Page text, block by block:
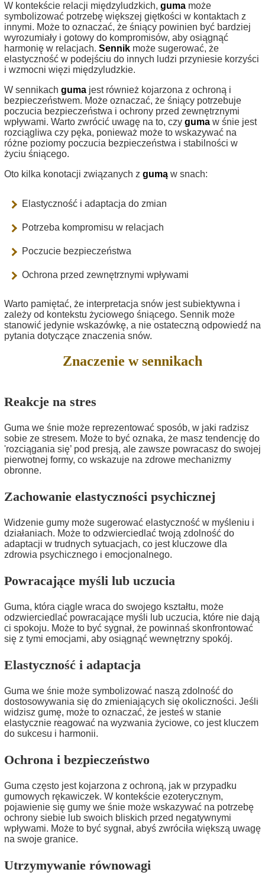
W kontekście relacji międzyludzkich, guma może
symbolizować potrzebę większej giętkości w kontaktach z
innymi. Może to oznaczać, że śniący powinien być bardziej
wyrozumiały i gotowy do kompromisów, aby osiągnąć
harmonię w relacjach. Sennik może sugerować, że
elastyczność w podejściu do innych ludzi przyniesie korzyści
i wzmocni więzi międzyludzkie.
W sennikach guma jest również kojarzona z ochroną i
bezpieczeństwem. Może oznaczać, że śniący potrzebuje
poczucia bezpieczeństwa i ochrony przed zewnętrznymi
wpływami. Warto zwrócić uwagę na to, czy guma w śnie jest
rozciągliwa czy pęka, ponieważ może to wskazywać na
różne poziomy poczucia bezpieczeństwa i stabilności w
życiu śniącego.
Oto kilka konotacji związanych z gumą w snach:
Elastyczność i adaptacja do zmian
Potrzeba kompromisu w relacjach
Poczucie bezpieczeństwa
Ochrona przed zewnętrznymi wpływami
Warto pamiętać, że interpretacja snów jest subiektywna i
zależy od kontekstu życiowego śniącego. Sennik może
stanowić jedynie wskazówkę, a nie ostateczną odpowiedź na
pytania dotyczące znaczenia snów.
Znaczenie w sennikach
Reakcje na stres
Guma we śnie może reprezentować sposób, w jaki radzisz
sobie ze stresem. Może to być oznaka, że masz tendencję do
'rozciągania się’ pod presją, ale zawsze powracasz do swojej
pierwotnej formy, co wskazuje na zdrowe mechanizmy
obronne.
Zachowanie elastyczności psychicznej
Widzenie gumy może sugerować elastyczność w myśleniu i
działaniach. Może to odzwierciedlać twoją zdolność do
adaptacji w trudnych sytuacjach, co jest kluczowe dla
zdrowia psychicznego i emocjonalnego.
Powracające myśli lub uczucia
Guma, która ciągle wraca do swojego kształtu, może
odzwierciedlać powracające myśli lub uczucia, które nie dają
ci spokoju. Może to być sygnał, że powinnaś skonfrontować
się z tymi emocjami, aby osiągnąć wewnętrzny spokój.
Elastyczność i adaptacja
Guma we śnie może symbolizować naszą zdolność do
dostosowywania się do zmieniających się okoliczności. Jeśli
widzisz gumę, może to oznaczać, że jesteś w stanie
elastycznie reagować na wyzwania życiowe, co jest kluczem
do sukcesu i harmonii.
Ochrona i bezpieczeństwo
Guma często jest kojarzona z ochroną, jak w przypadku
gumowych rękawiczek. W kontekście ezoterycznym,
pojawienie się gumy we śnie może wskazywać na potrzebę
ochrony siebie lub swoich bliskich przed negatywnymi
wpływami. Może to być sygnał, abyś zwróciła większą uwagę
na swoje granice.
Utrzymywanie równowagi